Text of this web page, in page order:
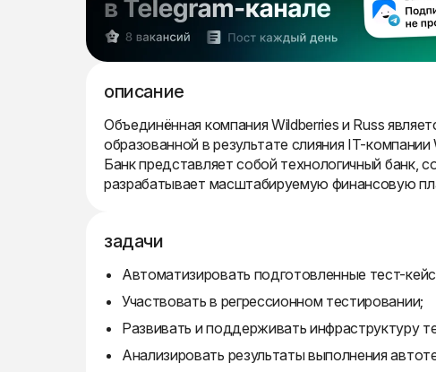
описание
Объединённая компания Wildberries и Russ
образованной в результате слияния IT-
Банк представляет собой технологичный банк,
разрабатывает масштабируемую финансовую
задачи
Автоматизировать подготовленные тест-
Участвовать в регрессионном тестировании;
Развивать и поддерживать инфраструктуру
Анализировать результаты выполнения